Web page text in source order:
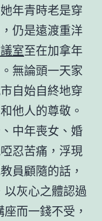
年青時老是穿
仍是遠渡重洋
室至在加拿年
無論頭一天家
自始自終地穿
他人的尊敬。
中年喪女、婚
忍苦痛，浮現
員顧隨的話，
以灰心之體認過
而一錢不受，